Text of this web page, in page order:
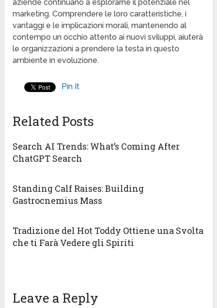
aziende continuano a esplorarne il potenziale nel
marketing. Comprendere le loro caratteristiche, i
vantaggi e le implicazioni morali, mantenendo al
contempo un occhio attento ai nuovi sviluppi, aiuterà
le organizzazioni a prendere la testa in questo
ambiente in evoluzione.
Pin It
Related Posts
Search AI Trends: What’s Coming After
ChatGPT Search
Standing Calf Raises: Building
Gastrocnemius Mass
Tradizione del Hot Toddy Ottiene una Svolta
che ti Farà Vedere gli Spiriti
Leave a Reply